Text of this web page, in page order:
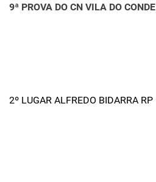
9ª PROVA DO CN VILA DO CONDE
2º LUGAR ALFREDO BIDARRA RP